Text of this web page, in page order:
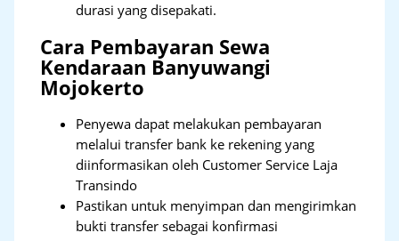
durasi yang disepakati.
Cara Pembayaran Sewa
Kendaraan Banyuwangi
Mojokerto
Penyewa dapat melakukan pembayaran
melalui transfer bank ke rekening yang
diinformasikan oleh Customer Service Laja
Transindo
Pastikan untuk menyimpan dan mengirimkan
bukti transfer sebagai konfirmasi